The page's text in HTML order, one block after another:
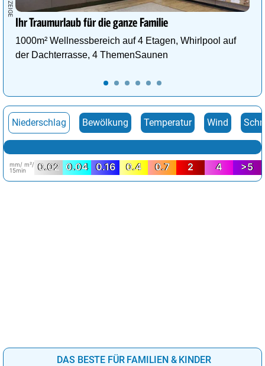
Ihr Traumurlaub für die ganze Familie
1000m² Wellnessbereich auf 4 Etagen, Whirlpool auf
der Dachterrasse, 4 ThemenSaunen
Niederschlag Bewölkung Temperatur Wind
mm/ m²/
15min
0.02 0.04 0.16 0.4 0.7 2 4 >5
DAS BESTE FÜR FAMILIEN & KINDER